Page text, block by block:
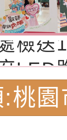
行計
行動
家庭
樂淘
報電
檢送
語播
材
LED
影片
傳播
策溝
村眷
桃
-優